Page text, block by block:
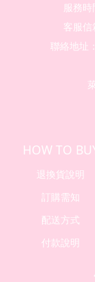
服務
客服
聯絡地址
HOW TO
退換貨說明
訂購需知
配送方式
付款說明